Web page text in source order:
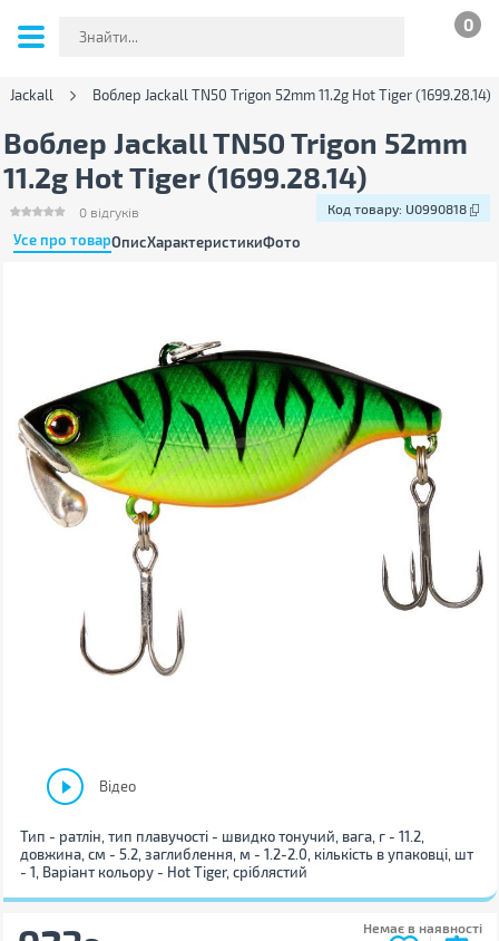
0
Jackall Воблер Jackall TN50 Trigon 52mm 11.2g Hot Tiger (1699.28.14)
Воблер Jackall TN50 Trigon 52mm
11.2g Hot Tiger (1699.28.14)
Усе про товарОписХарактеристикиФото
0відгуків Код товару: U0990818
Відео
Тип - ратлін, тип плавучості - швидко тонучий, вага, г - 11.2,
довжина, см - 5.2, заглиблення, м - 1.2-2.0, кількість в упаковці, шт
- 1, Варіант кольору - Hot Tiger, сріблястий
Немає в наявності